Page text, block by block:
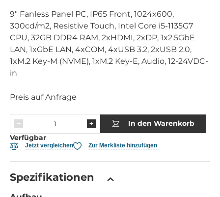
9" Fanless Panel PC, IP65 Front, 1024x600,
300cd/m2, Resistive Touch, Intel Core i5-1135G7
CPU, 32GB DDR4 RAM, 2xHDMI, 2xDP, 1x2.5GbE
LAN, 1xGbE LAN, 4xCOM, 4xUSB 3.2, 2xUSB 2.0,
1xM.2 Key-M (NVME), 1xM.2 Key-E, Audio, 12-24VDC-
in
Preis auf Anfrage
In den Warenkorb
Verfügbar
Jetzt vergleichen Zur Merkliste hinzufügen
Spezifikationen